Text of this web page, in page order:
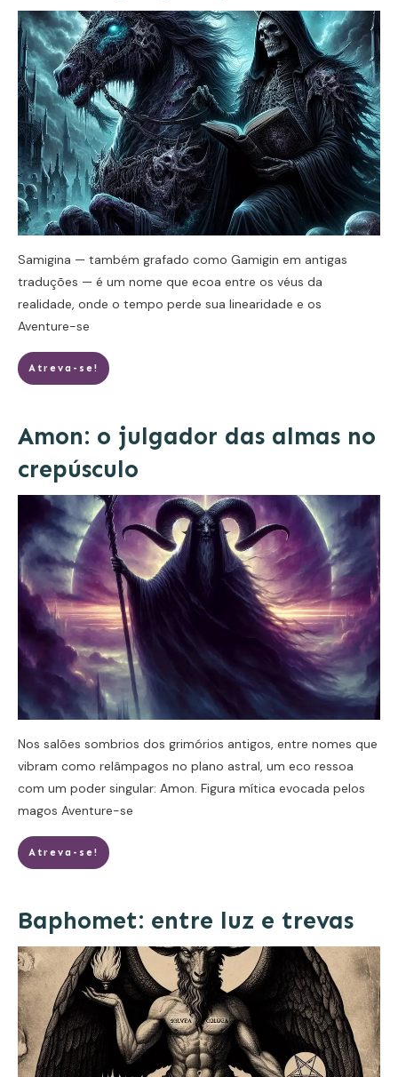
Samigina — também grafado como Gamigin em antigas
traduções — é um nome que ecoa entre os véus da
realidade, onde o tempo perde sua linearidade e os
Aventure-se
Atreva-se!
Amon: o julgador das almas no
crepúsculo
Nos salões sombrios dos grimórios antigos, entre nomes que
vibram como relâmpagos no plano astral, um eco ressoa
com um poder singular: Amon. Figura mítica evocada pelos
magos Aventure-se
Atreva-se!
Baphomet: entre luz e trevas